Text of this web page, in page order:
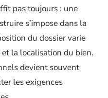
pas toujours : une
s’impose dans la
du dossier varie
la localisation du bien.
devient souvent
les exigences